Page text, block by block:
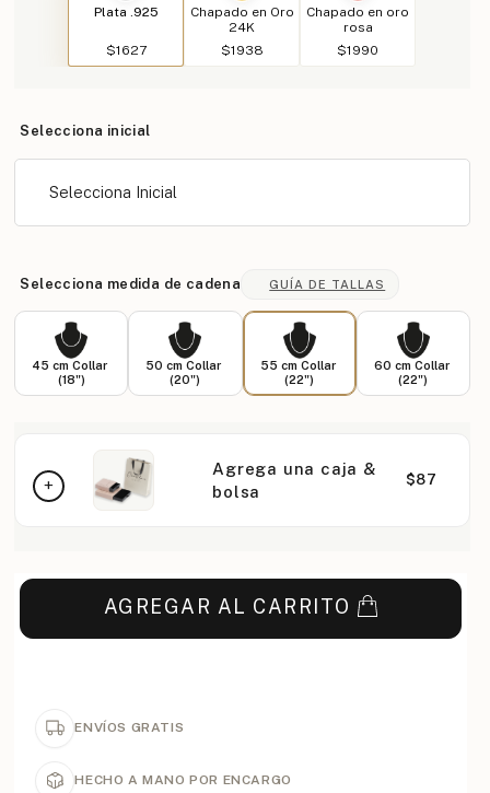
Plata .925
$1627
Chapado en Oro
24K
$1938
Chapado en oro
rosa
$1990
Selecciona inicial
Selecciona Inicial
Selecciona medida de cadena GUÍA DE TALLAS
45 cm Collar
(18")
50 cm Collar
(20")
55 cm Collar
(22")
60 cm Collar
(22")
Agrega una caja &
bolsa
$87
AGREGAR AL CARRITO
ENVÍOS GRATIS
HECHO A MANO POR ENCARGO